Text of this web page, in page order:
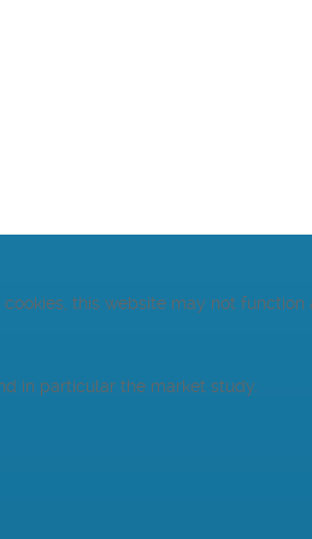
this website may not function
in particular the market study.